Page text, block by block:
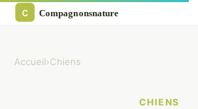
Accueil›Chiens
CHIENS